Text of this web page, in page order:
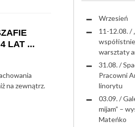
POETICA” / SALON ARTYSTYCZNY
DLA KOBIET
LAT ...
na zewnątrz.
Wrzesień
11-12.08. /
warsztaty
31.08. /
Pracowni
linorytu
03.09. /
mijam” –
Mateńko